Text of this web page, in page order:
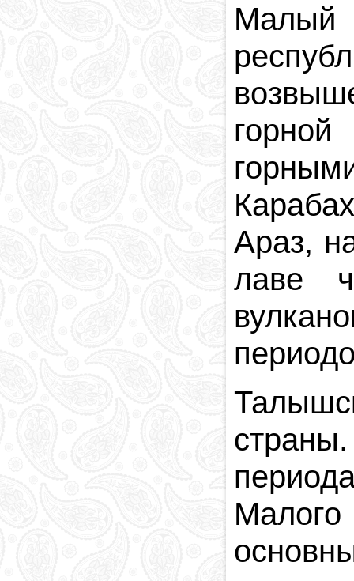
Малый
Араз,
лаве
Малого